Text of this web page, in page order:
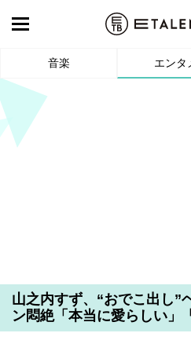
音楽 エンタ
山之内すず、“おでこ出し”
ン悶絶「本当に愛らしい」